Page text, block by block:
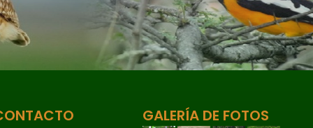
No vascular
Páramos
Preocupación menorGALERÍA DE FOTOS